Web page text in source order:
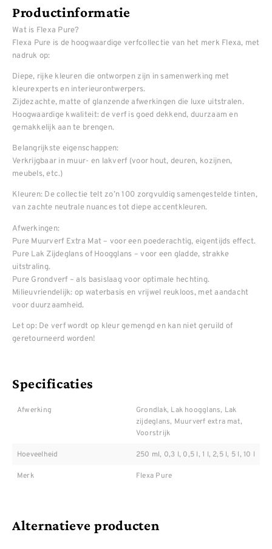
Productinformatie
Wat is Flexa Pure?
Flexa Pure is de hoogwaardige verfcollectie van het merk Flexa, met
nadruk op:
Diepe, rijke kleuren die ontworpen zijn in samenwerking met
kleurexperts en interieurontwerpers.
Zijdezachte, matte of glanzende afwerkingen die luxe uitstralen.
Hoogwaardige kwaliteit: de verf is goed dekkend, duurzaam en
gemakkelijk aan te brengen.
Belangrijkste eigenschappen:
Verkrijgbaar in muur- en lakverf (voor hout, deuren, kozijnen,
meubels, etc.)
Kleuren: De collectie telt zo’n 100 zorgvuldig samengestelde tinten,
van zachte neutrale nuances tot diepe accentkleuren.
Afwerkingen:
Pure Muurverf Extra Mat – voor een poederachtig, eigentijds effect.
Pure Lak Zijdeglans of Hoogglans – voor een gladde, strakke
uitstraling.
Pure Grondverf – als basislaag voor optimale hechting.
Milieuvriendelijk: op waterbasis en vrijwel reukloos, met aandacht
voor duurzaamheid.
Let op: De verf wordt op kleur gemengd en kan niet geruild of
geretourneerd worden!
Specificaties
Afwerking
Grondlak, Lak hoogglans, Lak
zijdeglans, Muurverf extra mat,
Voorstrijk
Hoeveelheid 250 ml, 0,3 l, 0,5 l, 1 l, 2,5 l, 5 l, 10 l
Merk Flexa Pure
Alternatieve producten